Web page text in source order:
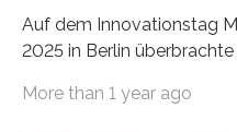
Auf dem Innovationstag
2025 in Berlin
Überplanmäßige
More than 1 year ago